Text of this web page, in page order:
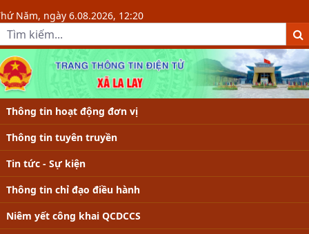
Chi tiết tin - Xã La Lay
Năm, ngày 6.08.2026, 12:20
Thông tin hoạt động đơn vị
Thông tin tuyên truyền
Tin tức - Sự kiện
Thông tin chỉ đạo điều hành
Niêm yết công khai QCDCCS